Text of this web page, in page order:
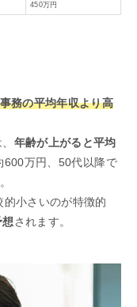
450万円
務の平均年収より高
年齢が上がると平均
600万円、50代以降で
小さいのが特徴的
されます。